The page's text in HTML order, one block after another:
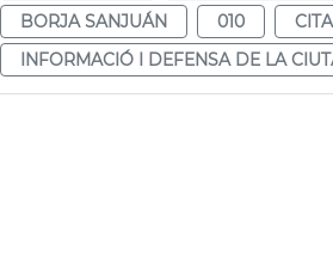
BORJA SANJUÁN
010
INFORMACIÓ I DEFENSA DE LA